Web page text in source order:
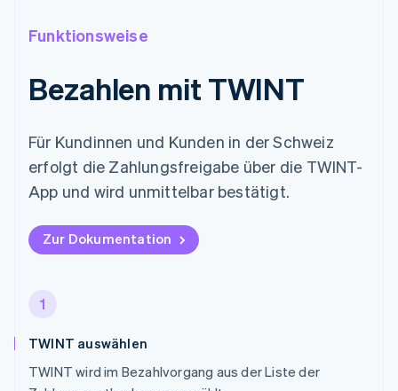
Funktionsweise
Bezahlen mit TWINT
Für Kundinnen und Kunden in der Schweiz
erfolgt die Zahlungsfreigabe über die TWINT-
App und wird unmittelbar bestätigt.
Zur Dokumentation
1
TWINT auswählen
TWINT wird im Bezahlvorgang aus der Liste der